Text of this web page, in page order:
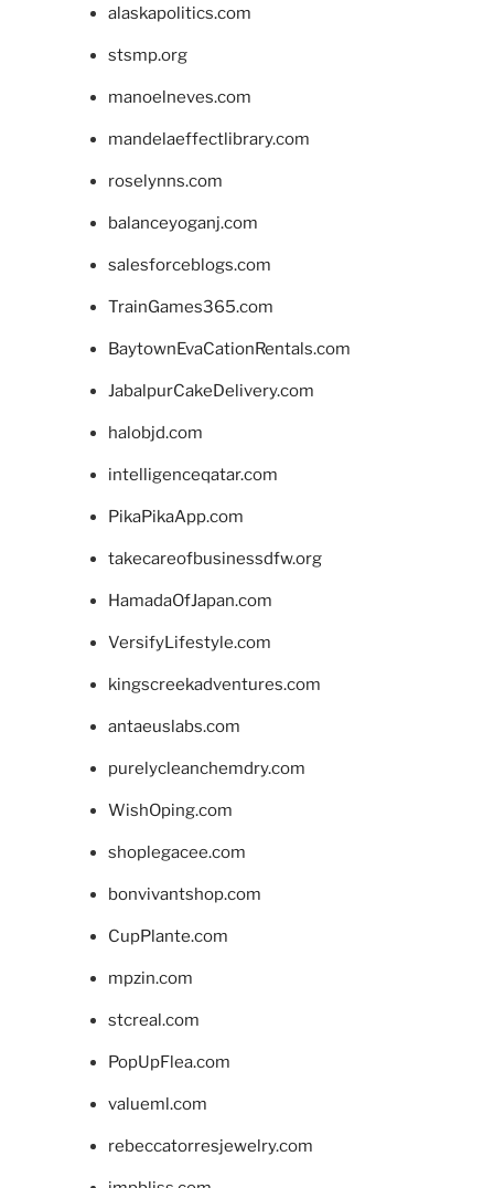
alaskapolitics.com
stsmp.org
manoelneves.com
mandelaeffectlibrary.com
roselynns.com
balanceyoganj.com
salesforceblogs.com
TrainGames365.com
BaytownEvaCationRentals.com
JabalpurCakeDelivery.com
halobjd.com
intelligenceqatar.com
PikaPikaApp.com
takecareofbusinessdfw.org
HamadaOfJapan.com
VersifyLifestyle.com
kingscreekadventures.com
antaeuslabs.com
purelycleanchemdry.com
WishOping.com
shoplegacee.com
bonvivantshop.com
CupPlante.com
mpzin.com
stcreal.com
PopUpFlea.com
valueml.com
rebeccatorresjewelry.com